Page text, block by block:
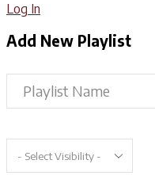
Log In
Add New Playlist